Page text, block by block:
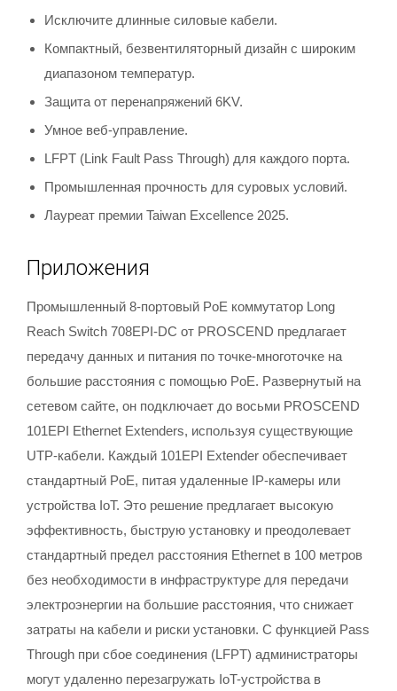
Исключите длинные силовые кабели.
Компактный, безвентиляторный дизайн с широким
диапазоном температур.
Защита от перенапряжений 6KV.
Умное веб-управление.
LFPT (Link Fault Pass Through) для каждого порта.
Промышленная прочность для суровых условий.
Лауреат премии Taiwan Excellence 2025.
Приложения
Промышленный 8-портовый PoE коммутатор Long
Reach Switch 708EPI-DC от PROSCEND предлагает
передачу данных и питания по точке-многоточке на
большие расстояния с помощью PoE. Развернутый на
сетевом сайте, он подключает до восьми PROSCEND
101EPI Ethernet Extenders, используя существующие
UTP-кабели. Каждый 101EPI Extender обеспечивает
стандартный PoE, питая удаленные IP-камеры или
устройства IoT. Это решение предлагает высокую
эффективность, быструю установку и преодолевает
стандартный предел расстояния Ethernet в 100 метров
без необходимости в инфраструктуре для передачи
электроэнергии на большие расстояния, что снижает
затраты на кабели и риски установки. С функцией Pass
Through при сбое соединения (LFPT) администраторы
могут удаленно перезагружать IoT-устройства в